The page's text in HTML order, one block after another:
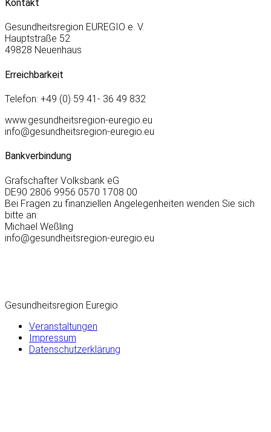
Kontakt
Gesundheitsregion EUREGIO e. V.
Hauptstraße 52
49828 Neuenhaus
Erreichbarkeit
Telefon: +49 (0) 59 41- 36 49 832
www.gesundheitsregion-euregio.eu
info@gesundheitsregion-euregio.eu
Bankverbindung
Grafschafter Volksbank eG
DE90 2806 9956 0570 1708 00
Bei Fragen zu finanziellen Angelegenheiten wenden Sie sich
bitte an:
Michael Weßling
info@gesundheitsregion-euregio.eu
Gesundheitsregion Euregio
Veranstaltungen
Impressum
Datenschutzerklärung